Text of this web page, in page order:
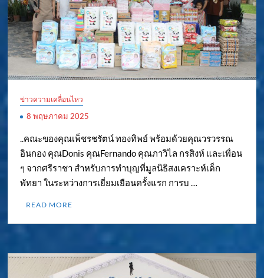
ข่าวความเคลื่อนไหว
8 พฤษภาคม 2025
..คณะของคุณเพ็ชรชรัตน์ ทองทิพย์ พร้อมด้วยคุณวรวรรณ
อินกอง คุณDonis คุณFernando คุณภาวิไล กรสิงห์ และเพื่อน
ๆ จากศรีราชา สำหรับการทำบุญที่มูลนิธิสงเคราะห์เด็ก
พัทยา ในระหว่างการเยี่ยมเยือนครั้งแรก การบ …
READ MORE